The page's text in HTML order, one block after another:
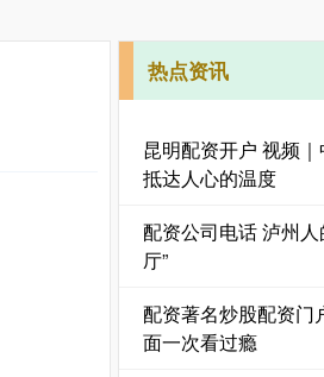
热点资讯
昆明配资开户 视频
抵达人心的温度
配资公司电话 泸州
厅”
配资著名炒股配资门
面一次看过瘾